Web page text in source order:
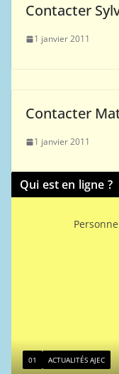
Contacter
1 janvier 2011
Contacter
1 janvier 2011
Qui est en ligne ?
01 ACTUALITÉS AJEC